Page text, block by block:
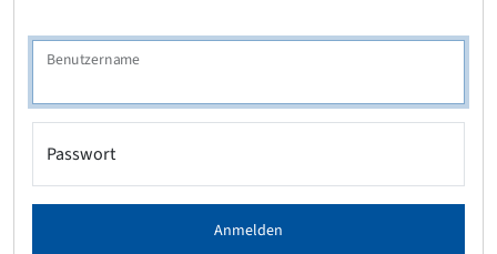
Benutzername
Passwort
Anmelden